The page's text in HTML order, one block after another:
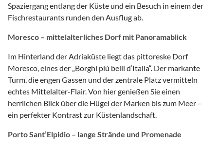
Spaziergang entlang der Küste und ein Besuch in einem der
Fischrestaurants runden den Ausflug ab.
Moresco – mittelalterliches Dorf mit Panoramablick
Im Hinterland der Adriaküste liegt das pittoreske Dorf
Moresco, eines der „Borghi più belli d’Italia“. Der markante
Turm, die engen Gassen und der zentrale Platz vermitteln
echtes Mittelalter-Flair. Von hier genießen Sie einen
herrlichen Blick über die Hügel der Marken bis zum Meer –
ein perfekter Kontrast zur Küstenlandschaft.
Porto Sant’Elpidio – lange Strände und Promenade